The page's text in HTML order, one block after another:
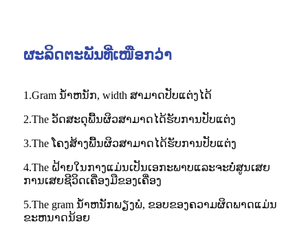
ຜະລິດຕະພັນທີ່ເໜືອກວ່າ
1.Gram ນ້ໍາຫນັກ, width ສາມາດປັບແຕ່ງໄດ້
2.The ວັດສະດຸພື້ນຜິວສາມາດໄດ້ຮັບການປັບແຕ່ງ
3.The ໂຄງສ້າງພື້ນຜິວສາມາດໄດ້ຮັບການປັບແຕ່ງ
4.The ຝ້າຍໃນກາງແມ່ນເປັນເອກະພາບແລະຈະບໍ່ສູນເສຍ
ການເສຍຊີວິດເຄື່ອງມືຂອງເຄື່ອງ
5.The gram ນ້ໍາຫນັກພຽງພໍ, ຂອບຂອງຄວາມຜິດພາດແມ່ນ
ຂະຫນາດນ້ອຍ